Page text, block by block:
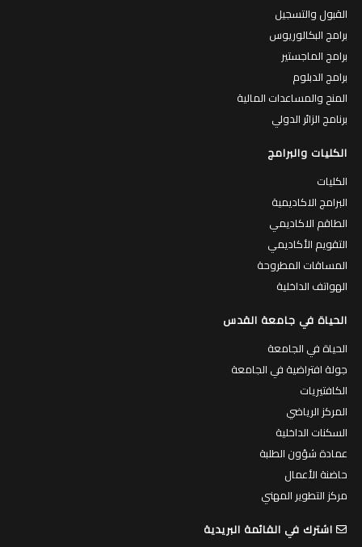
القبول والتسجيل
برامج البكالوريوس
برامج الماجستير
برامج الدبلوم
المنح والمساعدات المالية
برنامج الزائر الدولي
الكليات والبرامج
الكليات
البرامج الاكاديمية
الطاقم الاكاديمي
التقويم الأكاديمي
المساقات المطروحة
الهواتف الداخلية
الحياة في جامعة القدس
الحياة في الجامعة
جولة افتراضية في الجامعة
الكافتيريات
المركز الرياضي
السكنات الداخلية
عمادة شؤون الطلبة
حاضنة الأعمال
مركز التطوير المهني
اشترك في القائمة البريدية